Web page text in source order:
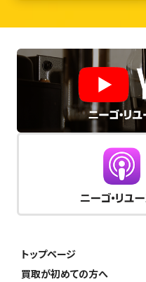
トップページ
買取が初めての方へ